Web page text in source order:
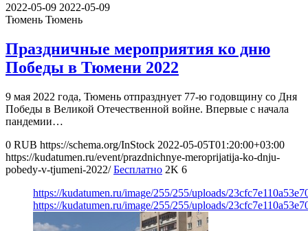
2022-05-09 2022-05-09
Тюмень Тюмень
Праздничные мероприятия ко дню
Победы в Тюмени 2022
9 мая 2022 года, Тюмень отпразднует 77-ю годовщину со Дня
Победы в Великой Отечественной войне. Впервые с начала
пандемии…
0 RUB https://schema.org/InStock 2022-05-05T01:20:00+03:00
https://kudatumen.ru/event/prazdnichnye-meroprijatija-ko-dnju-
pobedy-v-tjumeni-2022/ Бесплатно 2K 6
https://kudatumen.ru/image/255/255/uploads/
https://kudatumen.ru/image/255/255/uploads/